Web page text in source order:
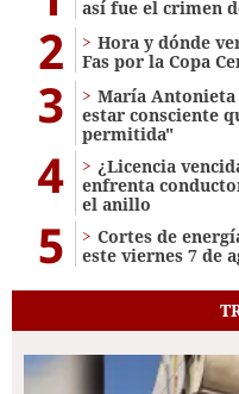
así fue el crimen
2
Hora y dónde
Fas por la Copa
3
María Antonieta
estar consciente
permitida"
4
¿Licencia
enfrenta
el anillo
5
Cortes de
este viernes 7 de